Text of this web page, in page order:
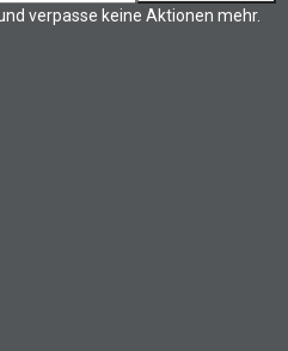
verpasse keine Aktionen mehr.